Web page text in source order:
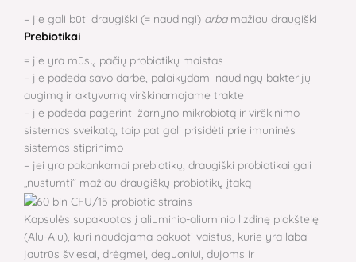
– jie gali būti draugiški (= naudingi) arbamažiau draugiški
Prebiotikai
= jie yra mūsų pačių probiotikų maistas
– jie padeda savo darbe, palaikydami naudingų bakterijų
augimą ir aktyvumą virškinamajame trakte
– jie padeda pagerinti žarnyno mikrobiotą ir virškinimo
sistemos sveikatą, taip pat gali prisidėti prie imuninės
sistemos stiprinimo
– jei yra pakankamai prebiotikų, draugiški probiotikai gali
„nustumti” mažiau draugiškų probiotikų įtaką
Kapsulės supakuotos į aliuminio-aliuminio lizdinę plokštelę
(Alu-Alu), kuri naudojama pakuoti vaistus, kurie yra labai
jautrūs šviesai, drėgmei, deguoniui, dujoms ir